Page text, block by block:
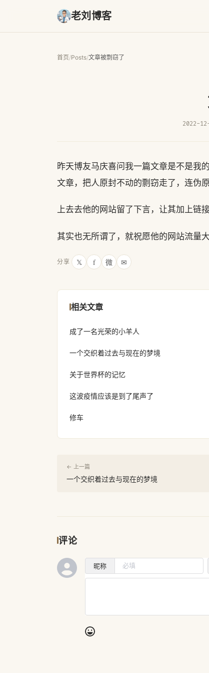
老刘博客
首页/Posts/文章被剽窃了
2022-
昨天博友马庆喜问我一篇文章是不是我
文章，把人原封不动的剽窃走了，连伪原
上去去他的网站留了下言，让其加上链
其实也无所谓了，就祝愿他的网站流量
分享 𝕏 f 微 ✉
相关文章
成了一名光荣的小羊人
一个交织着过去与现在的梦境
关于世界杯的记忆
这波疫情应该是到了尾声了
修车
← 上一篇
一个交织着过去与现在的梦境
评论
昵称